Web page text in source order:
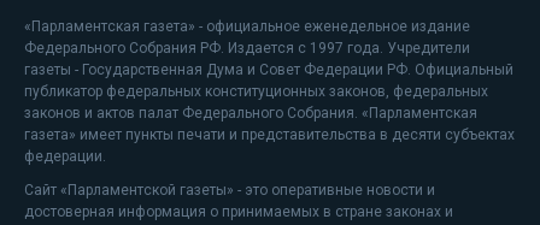
«Парламентская газета» - официальное еженедельное издание
Федерального Собрания РФ. Издается с 1997 года. Учредители
газеты - Государственная Дума и Совет Федерации РФ. Официальный
публикатор федеральных конституционных законов, федеральных
законов и актов палат Федерального Собрания. «Парламентская
газета» имеет пункты печати и представительства в десяти субъектах
федерации.
Сайт «Парламентской газеты» - это оперативные новости и
достоверная информация о принимаемых в стране законах и